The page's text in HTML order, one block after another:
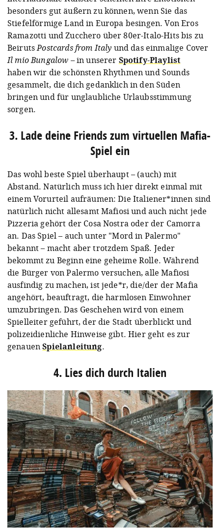
besonders gut äußern zu können, wenn Sie das
Stiefelförmige Land in Europa besingen. Von Eros
Ramazotti und Zucchero über 80er-Italo-Hits bis zu
BeirutsPostcards from Italy und das einmalige Cover
Il mio Bungalow –in unserer Spotify-Playlist
haben wir die schönsten Rhythmen und Sounds
gesammelt, die dich gedanklich in den Süden
bringen und für unglaubliche Urlaubsstimmung
sorgen.
3. Lade deine Friends zum virtuellen Mafia-
Spiel ein
Das wohl beste Spiel überhaupt – (auch) mit
Abstand. Natürlich muss ich hier direkt einmal mit
einem Vorurteil aufräumen: Die Italiener*innen sind
natürlich nicht allesamt Mafiosi und auch nicht jede
Pizzeria gehört der Cosa Nostra oder der Camorra
an. Das Spiel – auch unter "Mord in Palermo"
bekannt – macht aber trotzdem Spaß. Jeder
bekommt zu Beginn eine geheime Rolle. Während
die Bürger von Palermo versuchen, alle Mafiosi
ausfindig zu machen, ist jede*r, die/der der Mafia
angehört, beauftragt, die harmlosen Einwohner
umzubringen. Das Geschehen wird von einem
Spielleiter geführt, der die Stadt überblickt und
polizeidienliche Hinweise gibt. Hier geht es zur
genauenSpielanleitung.
4. Lies dich durch Italien